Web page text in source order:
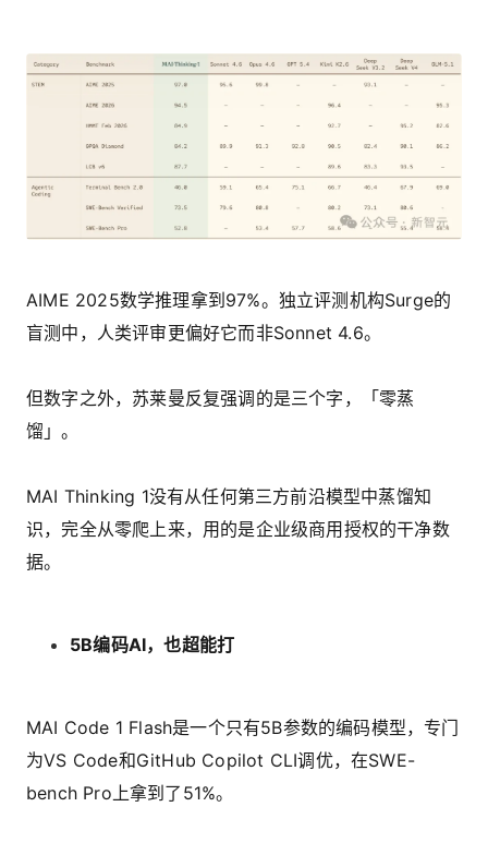
AIME 2025数学推理拿到97%。独立评测机构Surge的
盲测中，人类评审更偏好它而非Sonnet 4.6。
但数字之外，苏莱曼反复强调的是三个字，「零蒸
馏」。
MAI Thinking 1没有从任何第三方前沿模型中蒸馏知
识，完全从零爬上来，用的是企业级商用授权的干净数
据。
5B编码AI，也超能打
MAI Code 1 Flash是一个只有5B参数的编码模型，专门
为VS Code和GitHub Copilot CLI调优，在SWE-
bench Pro上拿到了51%。